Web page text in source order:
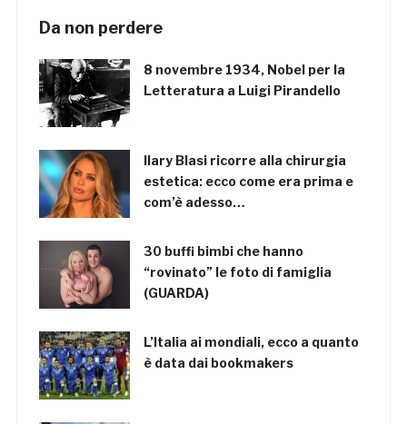
Da non perdere
8 novembre 1934, Nobel per la
Letteratura a Luigi Pirandello
Ilary Blasi ricorre alla chirurgia
estetica: ecco come era prima e
com’è adesso…
30 buffi bimbi che hanno
“rovinato” le foto di famiglia
(GUARDA)
L’Italia ai mondiali, ecco a quanto
è data dai bookmakers